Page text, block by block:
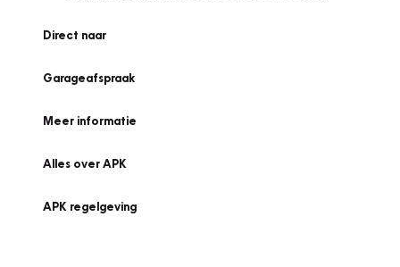
Direct naar
Garageafspraak
Meer informatie
Alles over APK
APK regelgeving